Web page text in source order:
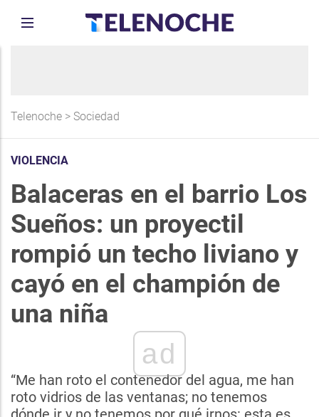
Telenoche > Sociedad
VIOLENCIA
Balaceras en el barrio Los
Sueños: un proyectil
rompió un techo liviano y
cayó en el champión de
una niña
ad
“Me han roto el contenedor del agua, me han
roto vidrios de las ventanas; no tenemos